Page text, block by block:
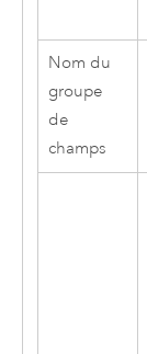
Nom du
groupe
de
champs